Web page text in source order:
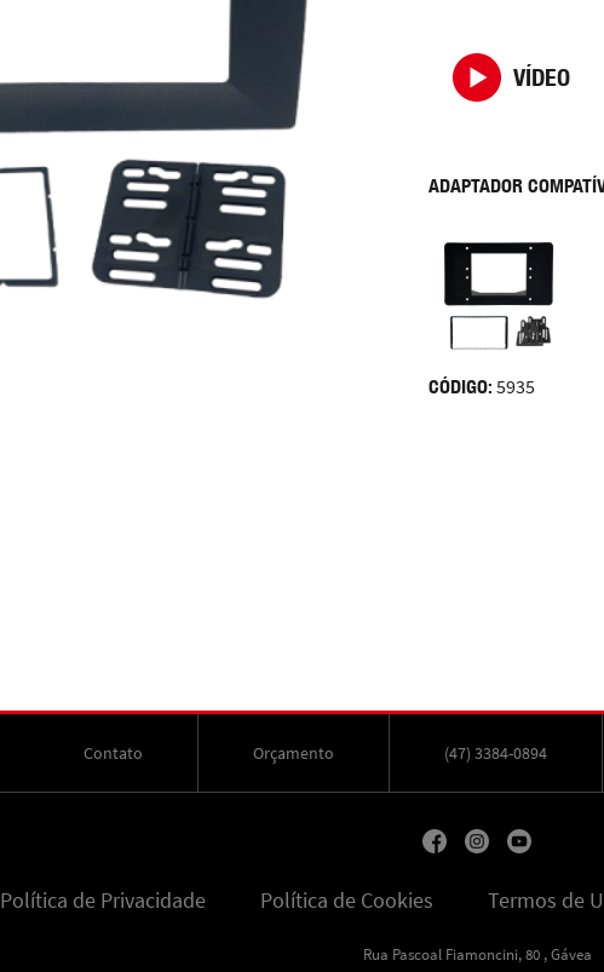
VÍDEO
ADAPTADOR
CÓDIGO: 5935
Contato Orçamento (47) 3384-0894
Política de Privacidade Política de Cookies Termos de
Rua Pascoal Fiamoncini, 80 , Gávea